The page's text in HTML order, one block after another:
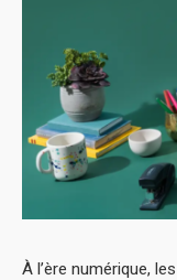
À l’ère numérique,